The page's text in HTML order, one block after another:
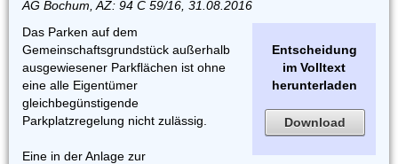
AG Bochum, AZ: 94 C 59/16, 31.08.2016
Entscheidung
im Volltext
herunterladen
Download
Das Parken auf dem
Gemeinschaftsgrundstück außerhalb
ausgewiesener Parkflächen ist ohne
eine alle Eigentümer
gleichbegünstigende
Parkplatzregelung nicht zulässig.
Eine in der Anlage zur